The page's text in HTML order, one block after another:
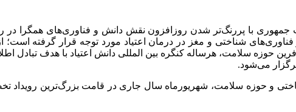
جمهوری با پررنگ‌تر شدن روزافزون نقش دانش و فناوری‌های همگرا در
شناختی و مغز در درمان اعتیاد مورد توجه قرار گرفته است؛ از
سلامت، هرساله کنگره بین المللی دانش اعتیاد با هدف تبادل
می‌شود.
و حوزه سلامت، شهریورماه سال جاری در قامت بزرگ‌ترین رویداد